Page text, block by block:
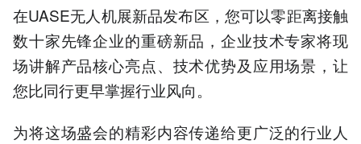
在UASE无人机展新品发布区，您可以零距离接触
数十家先锋企业的重磅新品，企业技术专家将现
场讲解产品核心亮点、技术优势及应用场景，让
您比同行更早掌握行业风向。
为将这场盛会的精彩内容传递给更广泛的行业人